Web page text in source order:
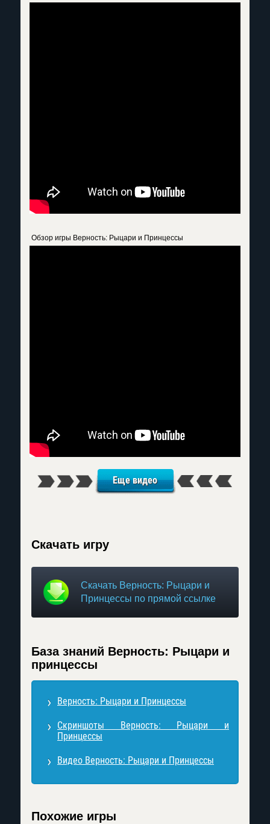
Обзор игры Верность: Рыцари и Принцессы
Еще видео
Скачать игру
Скачать Верность: Рыцари и
Принцессы по прямой ссылке
База знаний Верность: Рыцари и
принцессы
Верность: Рыцари и Принцессы
Скриншоты Верность: Рыцари и
Принцессы
Видео Верность: Рыцари и Принцессы
Похожие игры